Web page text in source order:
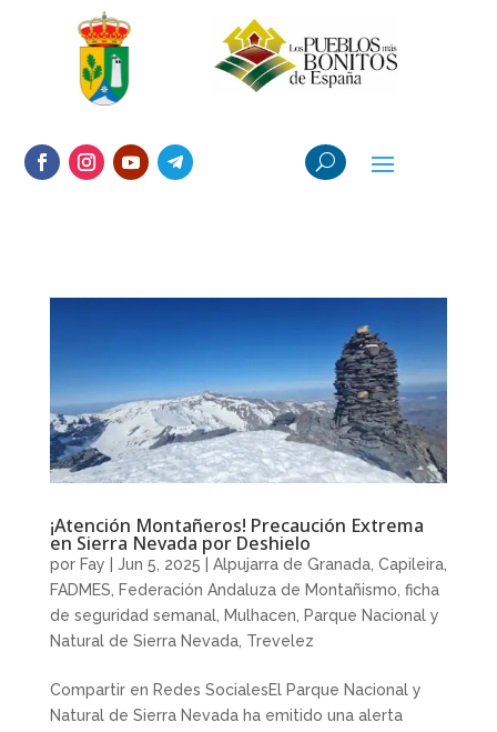
¡Atención Montañeros! Precaución Extrema
en Sierra Nevada por Deshielo
por Fay Jun 5, 2025 Alpujarra de Granada, Capileira,
FADMES, Federación Andaluza de Montañismo, ficha
de seguridad semanal, Mulhacen, Parque Nacional y
Natural de Sierra Nevada, Trevelez
Compartir en Redes SocialesEl Parque Nacional y
Natural de Sierra Nevada ha emitido una alerta